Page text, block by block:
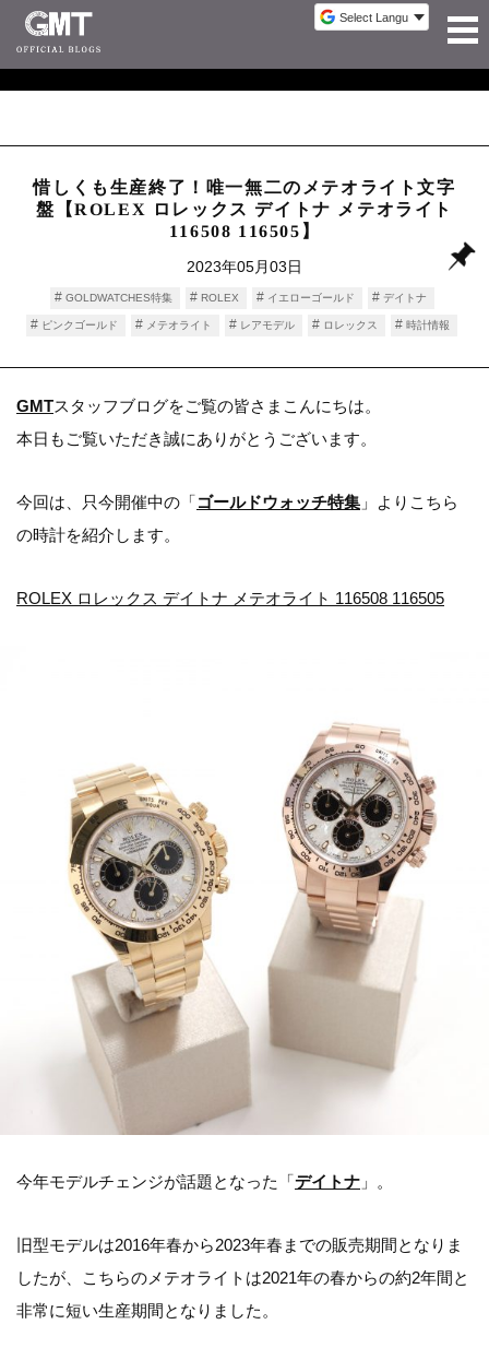
惜しくも生産終了！唯一無二のメテオライト文字
盤【ROLEX ロレックス デイトナ メテオライト
116508 116505】
2023年05月03日
GOLDWATCHES特集 ROLEX イエローゴールド デイトナ
ピンクゴールド メテオライト レアモデル ロレックス 時計情報
GMTスタッフブログをご覧の皆さまこんにちは。
本日もご覧いただき誠にありがとうございます。
今回は、只今開催中の「ゴールドウォッチ特集 」よりこちら
の時計を紹介します。
ROLEX ロレックス デイトナ メテオライト 116508 116505
今年モデルチェンジが話題となった「デイトナ 」。
旧型モデルは2016年春から2023年春までの販売期間となりま
したが、こちらのメテオライトは2021年の春からの約2年間と
非常に短い生産期間となりました。